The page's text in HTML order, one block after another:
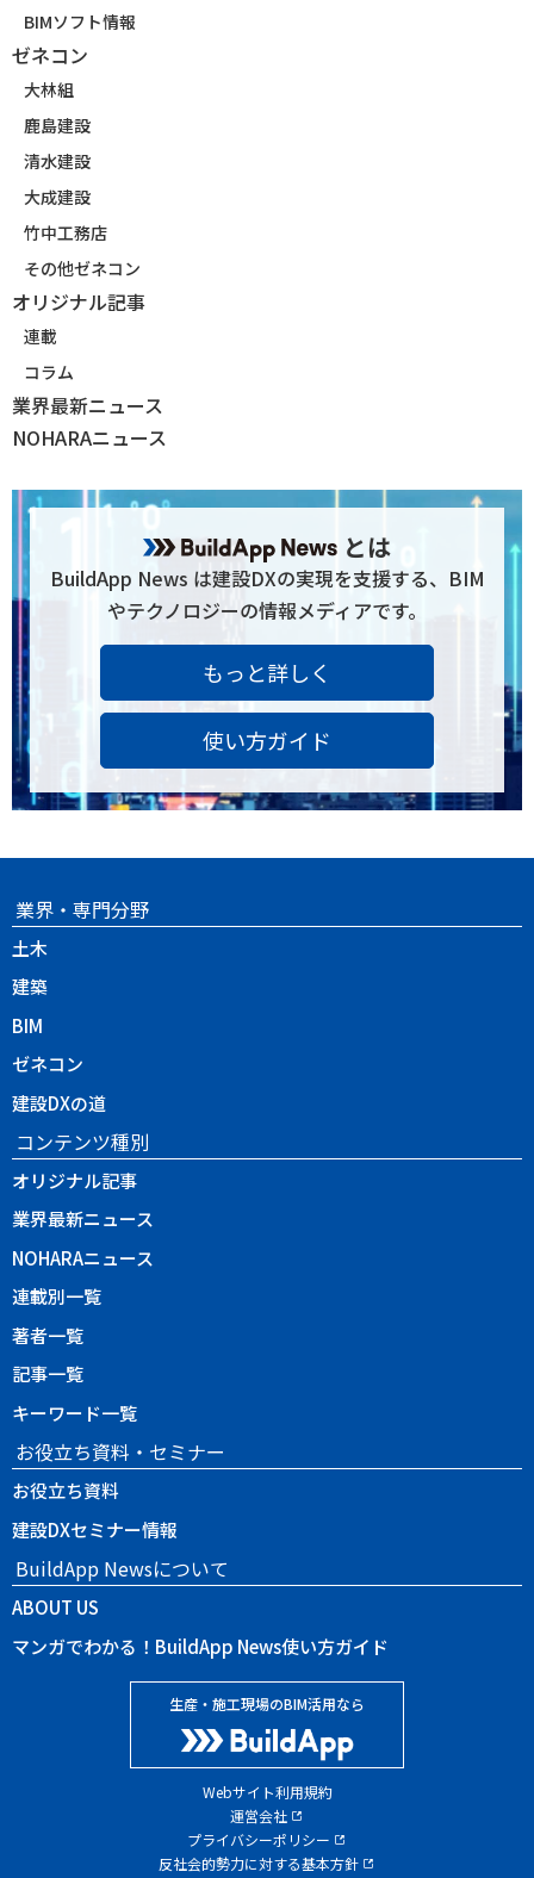
BIMソフト情報
ゼネコン
大林組
鹿島建設
清水建設
大成建設
竹中工務店
その他ゼネコン
オリジナル記事
連載
コラム
業界最新ニュース
NOHARAニュース
とは
BuildApp News は建設DXの実現を支援する、BIM
やテクノロジーの情報メディアです。
もっと詳しく
使い方ガイド
業界・専門分野
土木
建築
BIM
ゼネコン
建設DXの道
コンテンツ種別
オリジナル記事
業界最新ニュース
NOHARAニュース
連載別一覧
著者一覧
記事一覧
キーワード一覧
お役立ち資料・セミナー
お役立ち資料
建設DXセミナー情報
BuildApp Newsについて
ABOUT US
マンガでわかる！BuildApp News使い方ガイド
生産・施工現場のBIM活用なら
Webサイト利用規約
運営会社
プライバシーポリシー
反社会的勢力に対する基本方針